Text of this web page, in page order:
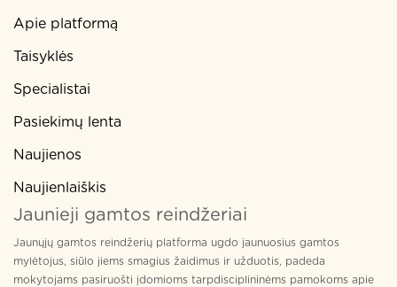
Apie platformą
Taisyklės
Specialistai
Pasiekimų lenta
Naujienos
Naujienlaiškis
Jaunieji gamtos reindžeriai
Jaunųjų gamtos reindžerių platforma ugdo jaunuosius gamtos
mylėtojus, siūlo jiems smagius žaidimus ir užduotis, padeda
mokytojams pasiruošti įdomioms tarpdisciplininėms pamokoms apie